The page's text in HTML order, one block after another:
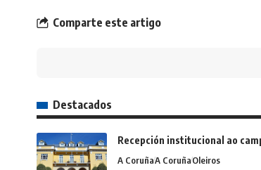
Comparte este artigo
Destacados
Recepción institucional ao
A CoruñaA CoruñaOleiros